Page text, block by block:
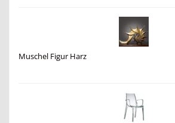
Muschel Figur Harz